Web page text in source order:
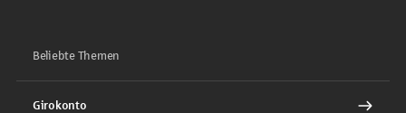
Beliebte Themen
Girokonto